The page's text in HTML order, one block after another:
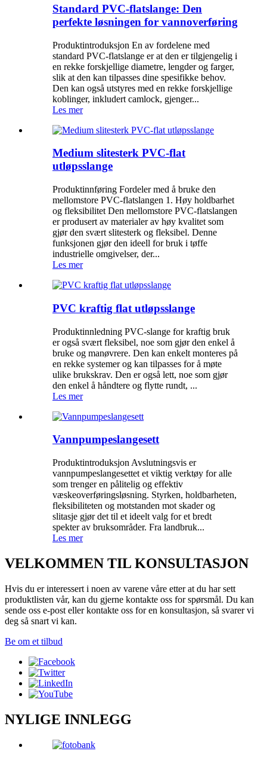
Standard PVC-flatslange: Den
perfekte løsningen for vannoverføring
Produktintroduksjon En av fordelene med
standard PVC-flatslange er at den er tilgjengelig i
en rekke forskjellige diametre, lengder og farger,
slik at den kan tilpasses dine spesifikke behov.
Den kan også utstyres med en rekke forskjellige
koblinger, inkludert camlock, gjenger...
Les mer
Medium slitesterk PVC-flat
utløpsslange
Produktinnføring Fordeler med å bruke den
mellomstore PVC-flatslangen 1. Høy holdbarhet
og fleksibilitet Den mellomstore PVC-flatslangen
er produsert av materialer av høy kvalitet som
gjør den svært slitesterk og fleksibel. Denne
funksjonen gjør den ideell for bruk i tøffe
industrielle omgivelser, der...
Les mer
PVC kraftig flat utløpsslange
Produktinnledning PVC-slange for kraftig bruk
er også svært fleksibel, noe som gjør den enkel å
bruke og manøvrere. Den kan enkelt monteres på
en rekke systemer og kan tilpasses for å møte
ulike brukskrav. Den er også lett, noe som gjør
den enkel å håndtere og flytte rundt, ...
Les mer
Vannpumpeslangesett
Produktintroduksjon Avslutningsvis er
vannpumpeslangesettet et viktig verktøy for alle
som trenger en pålitelig og effektiv
væskeoverføringsløsning. Styrken, holdbarheten,
fleksibiliteten og motstanden mot skader og
slitasje gjør det til et ideelt valg for et bredt
spekter av bruksområder. Fra landbruk...
Les mer
VELKOMMEN TIL KONSULTASJON
Hvis du er interessert i noen av varene våre etter at du har sett
produktlisten vår, kan du gjerne kontakte oss for spørsmål. Du kan
sende oss e-post eller kontakte oss for en konsultasjon, så svarer vi
deg så snart vi kan.
Be om et tilbud
NYLIGE INNLEGG